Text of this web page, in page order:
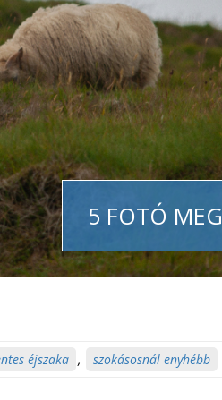
5 FOTÓ
éjszaka , szokásosnál enyhébb